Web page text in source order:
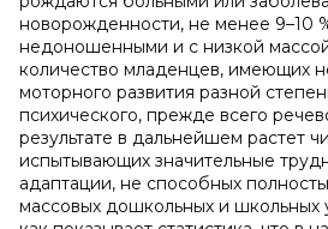
новорожденности, не менее 9–10
недоношенными и с низкой
количество младенцев, имеющих
моторного развития разной
психического, прежде всего
результате в дальнейшем растет
испытывающих значительные
адаптации, не способных
массовых дошкольных и школьных